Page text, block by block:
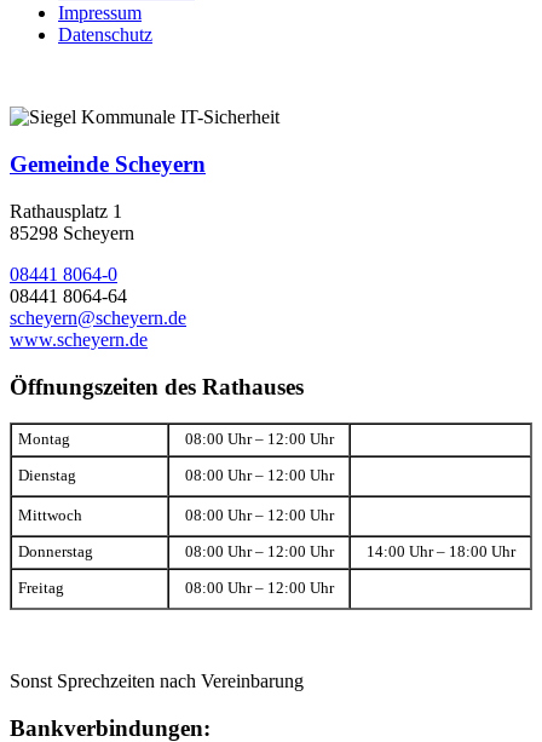
Impressum
Datenschutz
Gemeinde Scheyern
Rathausplatz 1
85298 Scheyern
08441 8064-0
08441 8064-64
scheyern@scheyern.de
www.scheyern.de
Öffnungszeiten des Rathauses
Montag 08:00 Uhr – 12:00 Uhr
Dienstag 08:00 Uhr – 12:00 Uhr
Mittwoch 08:00 Uhr – 12:00 Uhr
Donnerstag 08:00 Uhr – 12:00 Uhr 14:00 Uhr – 18:00 Uhr
Freitag 08:00 Uhr – 12:00 Uhr
Sonst Sprechzeiten nach Vereinbarung
Bankverbindungen: